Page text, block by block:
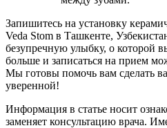
Запишитесь на установку
Veda Stom в Ташкенте,
безупречную улыбку, о которой
больше и записаться на прием
Мы готовы помочь вам сделать
уверенной!
Информация в статье носит
заменяет консультацию врача.